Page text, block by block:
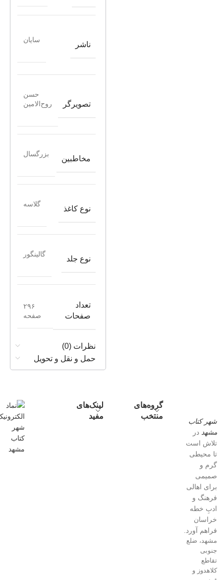
ناشر
سایان
تصویرگر
حسن
روح‌الامین
مخاطبین
بزرگسال
نوع کاغذ
گلاسه
نوع جلد
گالینگور
تعداد
صفحات
۲۹۶
صفحه
نظرات (0)
حمل و نقل و تحویل
شهر کتاب
مشهد در
تلاش است
تا محیطی
گرم و
صمیمی
برای اهالی
فرهنگ و
ادبِ خطه
خراسان
فراهم آورد.
مشهد، ضلع
جنوبی
تقاطع
کلاهدوز و
گروه‌های
منتخب
لینک‌های
مفید